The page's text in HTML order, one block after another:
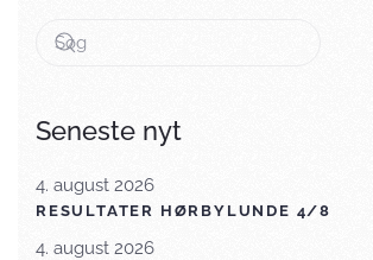
Seneste nyt
4. august 2026
RESULTATER HØRBYLUNDE 4/8
4. august 2026